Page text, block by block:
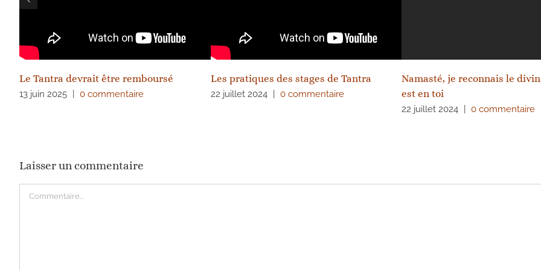
Le Tantra devrait être remboursé
13 juin 2025 0 commentaire
Les pratiques des stages de Tantra
22 juillet 2024 0 commentaire
Namasté, je reconnais le
est en toi
22 juillet 2024 0 commentaire
Laisser un commentaire